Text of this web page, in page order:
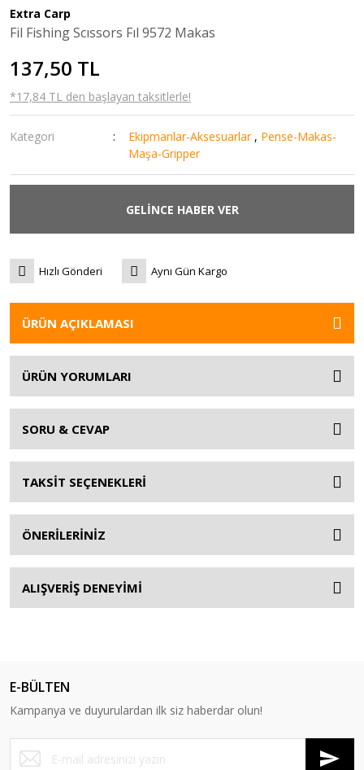
Extra Carp
Fil Fishing Scıssors Fıl 9572 Makas
137,50 TL
*17,84 TL den başlayan taksitlerle!
Kategori Ekipmanlar-Aksesuarlar , Pense-Makas-
Maşa-Gripper
GELİNCE HABER VER
Hızlı Gönderi Aynı Gün Kargo
ÜRÜN AÇIKLAMASI
ÜRÜN YORUMLARI
SORU & CEVAP
TAKSİT SEÇENEKLERİ
ÖNERİLERİNİZ
ALIŞVERİŞ DENEYİMİ
E-BÜLTEN
Kampanya ve duyurulardan ilk siz haberdar olun!